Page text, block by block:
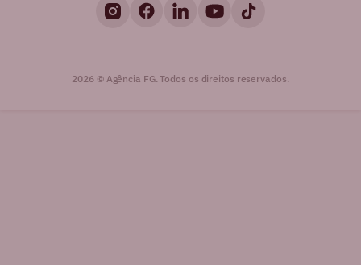
2026 © Agência FG. Todos os direitos reservados.